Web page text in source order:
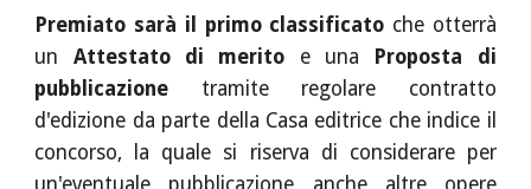
Premiato sarà il primo classificato che otterrà
un Attestato di merito e una Proposta di
pubblicazione tramite regolare contratto
d'edizione da parte della Casa editrice che indice il
concorso, la quale si riserva di considerare per
un'eventuale pubblicazione anche altre opere